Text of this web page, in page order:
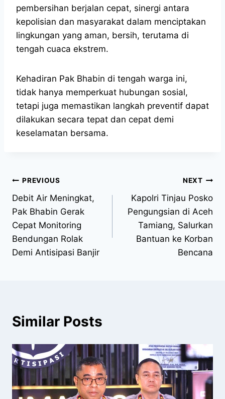
pembersihan berjalan cepat, sinergi antara
kepolisian dan masyarakat dalam menciptakan
lingkungan yang aman, bersih, terutama di
tengah cuaca ekstrem.
Kehadiran Pak Bhabin di tengah warga ini,
tidak hanya memperkuat hubungan sosial,
tetapi juga memastikan langkah preventif dapat
dilakukan secara tepat dan cepat demi
keselamatan bersama.
PREVIOUS
Debit Air Meningkat,
Pak Bhabin Gerak
Cepat Monitoring
Bendungan Rolak
Demi Antisipasi Banjir
NEXT
Kapolri Tinjau Posko
Pengungsian di Aceh
Tamiang, Salurkan
Bantuan ke Korban
Bencana
Similar Posts